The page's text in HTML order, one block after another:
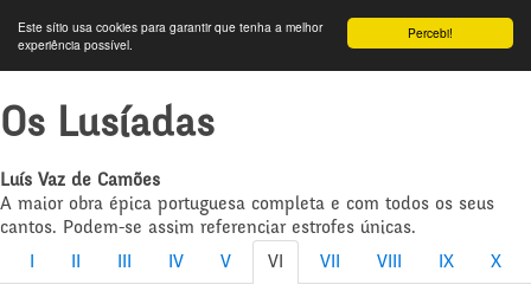
Percebi!
Este sítio usa cookies para garantir que tenha a melhor
experiência possível.
Os Lusíadas
Luís Vaz de Camões
A maior obra épica portuguesa completa e com todos os seus
cantos. Podem-se assim referenciar estrofes únicas.
IV V VI VII VIII IX X